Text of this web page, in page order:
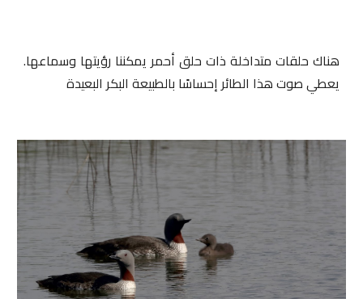
هناك حلقات متداخلة ذات حلق أحمر يمكننا رؤيتها وسماعها.
يعطي صوت هذا الطائر إحساسًا بالطبيعة البكر البعيدة